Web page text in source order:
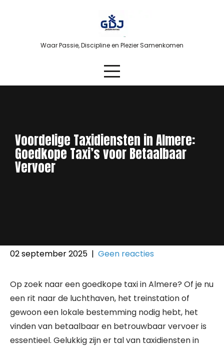
Waar Passie, Discipline en Plezier Samenkomen
Voordelige Taxidiensten in Almere:
Goedkope Taxi’s voor Betaalbaar
Vervoer
02 september 2025 | Geen reacties
Op zoek naar een goedkope taxi in Almere? Of je nu
een rit naar de luchthaven, het treinstation of
gewoon een lokale bestemming nodig hebt, het
vinden van betaalbaar en betrouwbaar vervoer is
essentieel. Gelukkig zijn er tal van taxidiensten in